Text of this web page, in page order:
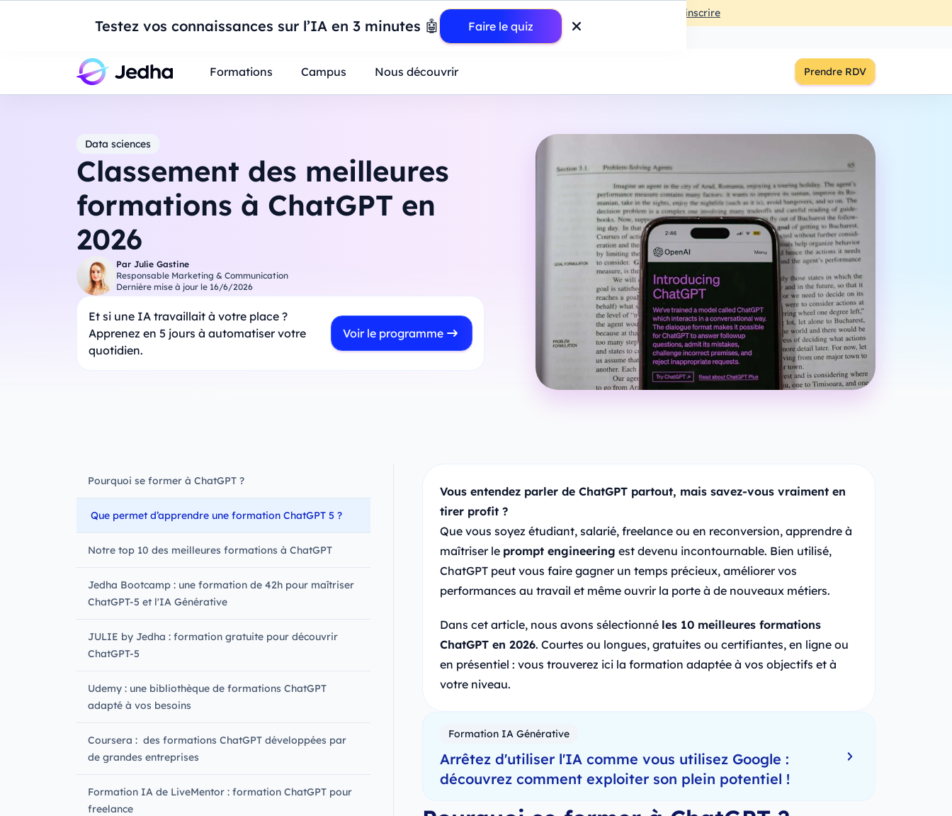
Testez vos connaissances sur l’IA en 3 minutes 🤖 Faire le quiz
Introduction à Power BI : construisez votre premier dashboard de A à Z
S'inscrire
Formations Campus Nous découvrir Prendre RDV
Data sciences
Classement des meilleures
formations à ChatGPT en
2026
Par Julie Gastine
Responsable Marketing & Communication
Dernière mise à jour le 16/6/2026
Et si une IA travaillait à votre place ?
Apprenez en 5 jours à automatiser votre
quotidien.
Voir le programme
Pourquoi se former à ChatGPT ?
Que permet d’apprendre une formation ChatGPT 5 ?
Notre top 10 des meilleures formations à ChatGPT
Jedha Bootcamp : une formation de 42h pour maîtriser
ChatGPT-5 et l'IA Générative
JULIE by Jedha : formation gratuite pour découvrir
ChatGPT-5
Udemy : une bibliothèque de formations ChatGPT
adapté à vos besoins
Coursera : des formations ChatGPT développées par
de grandes entreprises
Formation IA de LiveMentor : formation ChatGPT pour
freelance
Vous entendez parler de ChatGPT partout, mais savez-vous vraiment en
tirer profit ?
Que vous soyez étudiant, salarié, freelance ou en reconversion, apprendre à
maîtriser le prompt engineering est devenu incontournable. Bien utilisé,
ChatGPT peut vous faire gagner un temps précieux, améliorer vos
performances au travail et même ouvrir la porte à de nouveaux métiers.
Dans cet article, nous avons sélectionné les 10 meilleures formations
ChatGPT en 2026. Courtes ou longues, gratuites ou certifiantes, en ligne ou
en présentiel : vous trouverez ici la formation adaptée à vos objectifs et à
votre niveau.
Formation IA Générative
Arrêtez d'utiliser l'IA comme vous utilisez Google :
découvrez comment exploiter son plein potentiel !